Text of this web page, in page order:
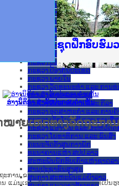
ຫ້ອງວ່າການສໍານັກງານປະທານປ
ສະພາແຫ່ງຊາດ
ຫ້ອງວ່າການສຳນັກງານນາຍົກລັດ
ກະຊວງ ກະສິກຳ ແລະ ສິ່ງແວດລ້ອ
ກະຊວງ ການຕ່າງປະເທດ
ກະຊວງ ການເງິນ
ກະຊວງ ຍຸຕິທໍາ
ກະຊວງ ປ້ອງກັນຄວາມສະຫງົບ
ກະຊວງ ປ້ອງກັນປະເທດ
ກະຊວງ ພາຍໃນ
ກະຊວງ ວັດທະນະທຳ ແລະ ການທ່
ກະຊວງ ສາທາລະນະສຸກ
ກະຊວງ ສຶກສາທິການ ແລະ ກິລາ
ກະຊວງ ອຸດສາຫະກຳ ແລະ ການຄ້
ກະຊວງ ເຕັກໂນໂລຊີ ແລະ ການສື່
ກະຊວງ ແຮງງານ ແລະ ສະຫວັດດີ
ກະຊວງ ໂຍທາທິການ ແລະ ຂົນສົ່ງ
ຄະນະຈັດຕັ້ງສູນກາງພັກ
ທະນາຄານແຫ່ງ ສປປ ລາວ
ສະຫະພັນນັກຮົບເກົ່າແຫ່ງຊາດລາ
ສານປະຊາຊົນສູງສຸດ
ສູນກາງ ສະຫະພັນແມ່ຍິງລາວ
Ministry of
ເຜີຍແຜ່ວັບໄ
ກະຊວງຍຸຕິທຳ
ຊຸດຝຶກອົບຮົມ
ກອງປະຊຸມທົ
ຝຶກອົບຮົມ ຜູ່ປ
ຝຶກອົບຮົມ ຜູ່ປ
ເຜີຍແຜ່ແອັບ
ເຜີຍແຜ່ແອັບ
ຍົກລະດັບວຽ
ຊຸດຝຶກອົບຮົມ
ຮ່າງນິຕິກໍາ ສໍາລັບປະກອບຄໍາເຫັນ
າຍເຫດທາງລັດຖະກາ
ການ ຂອງ ສປປ ລາວ.
ມ່ນ​ເອ​ກະ​ສານ​ທາງ​ການ​ຂອງ​ລັດ ທີ່​ເປັນ​ຮູ